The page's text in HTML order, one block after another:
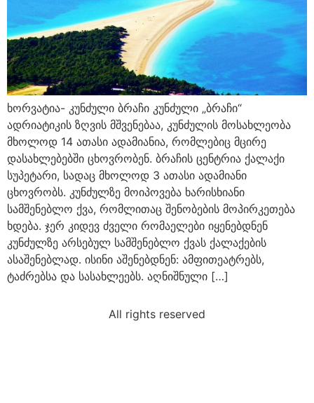
ხორვატია- კუნძული ბრაჩი კუნძული „ბრაჩი“
ადრიატიკის ზღვის მშვენებაა, კუნძულის მოსახლეობა
მხოლოდ 14 ათასი ადამიანია, რომლებიც მცირე
დასახლებებში ცხოვრობენ. ბრაჩის ცენტრია ქალაქი
სუპეტარი, სადაც მხოლოდ 3 ათასი ადამიანი
ცხოვრობს. კუნძულზე მოიპოვება ხარისხიანი
სამშენებლო ქვა, რომლითაც შენობების მოპირკეთება
ხდება. ჯერ კიდევ ძველი რომაელები იყენებდნენ
კუნძულზე არსებულ სამშენებლო ქვას ქალაქების
ასაშენებლად. ისინი აშენებდნენ: ამფითეატრებს,
ტაძრებსა და სასახლეებს. აღნიშნული […]
All rights reserved